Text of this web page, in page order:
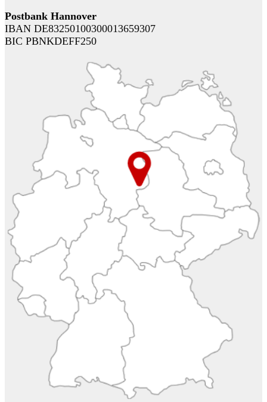
Postbank Hannover
IBAN DE83250100300013659307
BIC PBNKDEFF250